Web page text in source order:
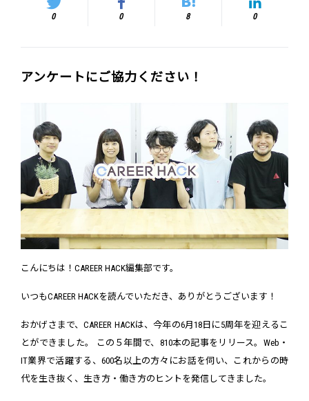
0 0 8 0
アンケートにご協力ください！
こんにちは！CAREER HACK編集部です。
いつもCAREER HACKを読んでいただき、ありがとうございます！
おかげさまで、CAREER HACKは、今年の6月18日に5周年を迎えるこ
とができました。 この５年間で、810本の記事をリリース。Web・
IT業界で活躍する、600名以上の方々にお話を伺い、これからの時
代を生き抜く、生き方・働き方のヒントを発信してきました。